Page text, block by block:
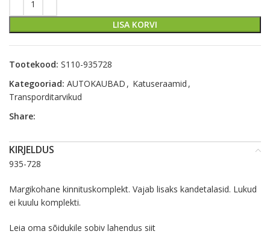
LISA KORVI
Tootekood: S110-935728
Kategooriad: AUTOKAUBAD , Katuseraamid ,
Transporditarvikud
Share:
KIRJELDUS
935-728
Margikohane kinnituskomplekt. Vajab lisaks kandetalasid. Lukud
ei kuulu komplekti.
Leia oma sõidukile sobiv lahendus siit